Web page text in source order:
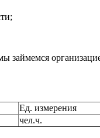
Ед. измерения
чел.ч.